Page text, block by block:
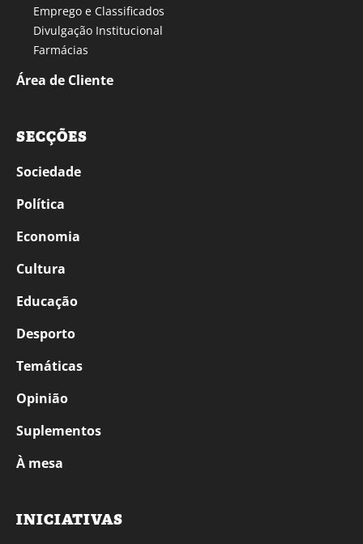
Emprego e Classificados
Divulgação Institucional
Farmácias
Área de Cliente
SECÇÕES
Sociedade
Política
Economia
Cultura
Educação
Desporto
Temáticas
Opinião
Suplementos
À mesa
INICIATIVAS